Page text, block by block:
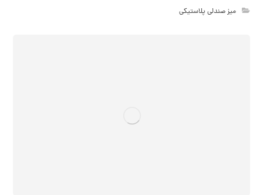
میز صندلی پلاستیکی